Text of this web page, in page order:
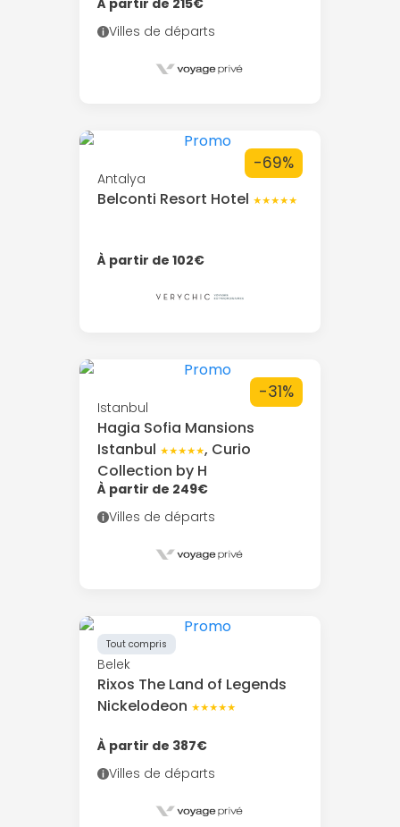
À partir de 215€
Villes de départs
Antalya
Belconti Resort Hotel ★★★★★
À partir de 102€
-69%
Istanbul
Hagia Sofia Mansions
Istanbul ★★★★★, Curio
Collection by H
À partir de 249€
Villes de départs
-31%
Belek
Rixos The Land of Legends
Nickelodeon ★★★★★
À partir de 387€
Villes de départs
Tout compris